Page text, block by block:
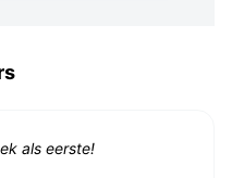
als eerste!